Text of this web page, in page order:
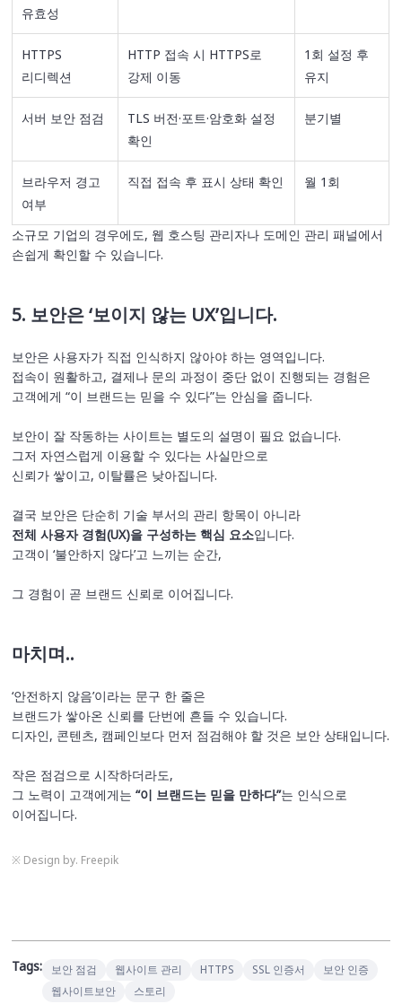
유효성
HTTPS
리디렉션
HTTP 접속 시 HTTPS로
강제 이동
1회 설정 후
유지
서버 보안 점검
TLS 버전·포트·암호화 설정
확인
분기별
브라우저 경고
여부
직접 접속 후 표시 상태 확인 월 1회
소규모 기업의 경우에도, 웹 호스팅 관리자나 도메인 관리 패널에서
손쉽게 확인할 수 있습니다.
5. 보안은 ‘보이지 않는 UX’입니다.
보안은 사용자가 직접 인식하지 않아야 하는 영역입니다.
접속이 원활하고, 결제나 문의 과정이 중단 없이 진행되는 경험은
고객에게 “이 브랜드는 믿을 수 있다”는 안심을 줍니다.
보안이 잘 작동하는 사이트는 별도의 설명이 필요 없습니다.
그저 자연스럽게 이용할 수 있다는 사실만으로
신뢰가 쌓이고, 이탈률은 낮아집니다.
결국 보안은 단순히 기술 부서의 관리 항목이 아니라
전체 사용자 경험(UX)을 구성하는 핵심 요소입니다.
고객이 ‘불안하지 않다’고 느끼는 순간,
그 경험이 곧 브랜드 신뢰로 이어집니다.
마치며..
‘안전하지 않음’이라는 문구 한 줄은
브랜드가 쌓아온 신뢰를 단번에 흔들 수 있습니다.
디자인, 콘텐츠, 캠페인보다 먼저 점검해야 할 것은 보안 상태입니다.
작은 점검으로 시작하더라도,
그 노력이 고객에게는“이 브랜드는 믿을 만하다”는 인식으로
이어집니다.
※ Design by. Freepik
Tags: 보안 점검 웹사이트 관리 HTTPS SSL 인증서
보안 인증
웹사이트보안
스토리